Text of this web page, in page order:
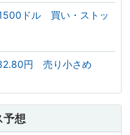
ドル 買い・ストッ
円 売り小さめ
予想